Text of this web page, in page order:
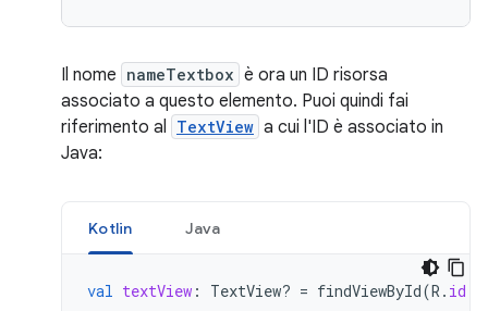
Il nome nameTextbox è ora un ID risorsa
associato a questo elemento. Puoi quindi fai
riferimento al TextView a cui l'ID è associato in
Java:
Kotlin Java
val textView : TextView? = findViewById(R . id